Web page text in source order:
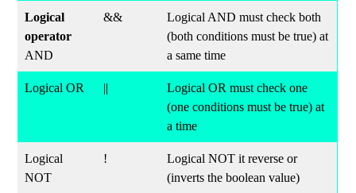
Logical
operator
AND
&&
Logical AND must check both
(both conditions must be true) at
a same time
Logical OR ||
Logical OR must check one
(one conditions must be true) at
a time
Logical
NOT
!
Logical NOT it reverse or
(inverts the boolean value)